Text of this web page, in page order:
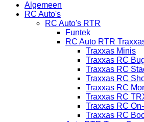
Algemeen
RC Auto's
RC Auto's RTR
Funtek
RC Auto RTR
Traxxas Minis
Traxxas RC
Traxxas RC
Traxxas RC
Traxxas RC
Traxxas RC
Traxxas RC
Traxxas RC